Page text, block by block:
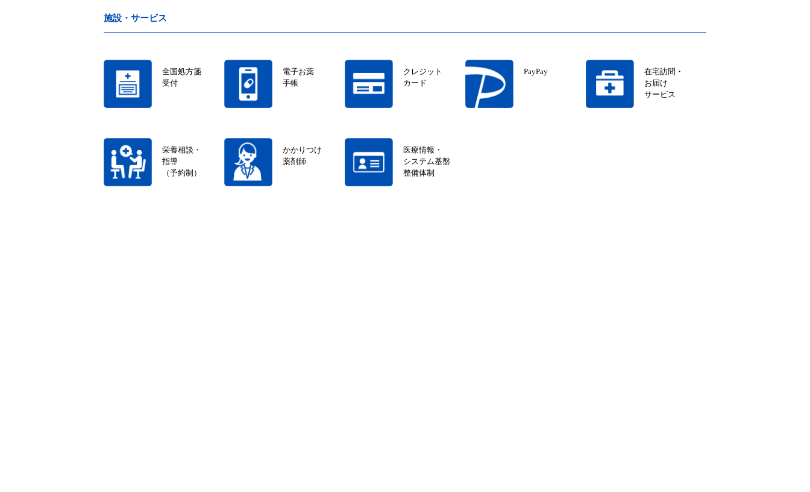
施設・サービス
全国処方箋
受付
電子お薬
手帳
クレジット
カード
PayPay
在宅訪問・
お届け
サービス
栄養相談・
指導
（予約制）
かかりつけ
薬剤師
医療情報・
システム基盤
整備体制